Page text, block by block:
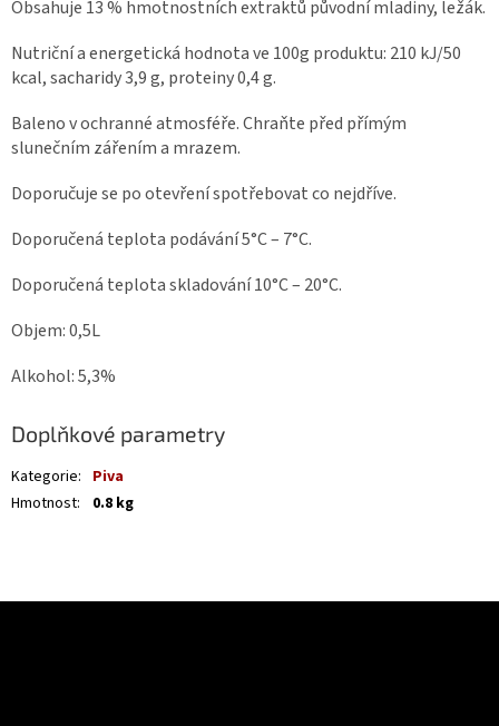
Obsahuje 13 % hmotnostních extraktů původní mladiny, ležák.
Nutriční a energetická hodnota ve 100g produktu: 210 kJ/50
kcal, sacharidy 3,9 g, proteiny 0,4 g.
Baleno v ochranné atmosféře. Chraňte před přímým
slunečním zářením a mrazem.
Doporučuje se po otevření spotřebovat co nejdříve.
Doporučená teplota podávání 5°C – 7°C.
Doporučená teplota skladování 10°C – 20°C.
Objem: 0,5L
Alkohol: 5,3%
Doplňkové parametry
Kategorie: Piva
Hmotnost: 0.8 kg